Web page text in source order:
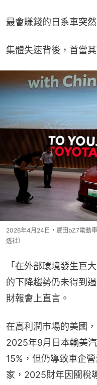
最會賺錢的日系車突
集體失速背後，首當
2026年4月24日，豐田bZ7電動
透社）
「在外部環境發生巨
的下降趨勢仍未得到
財報會上直言。
在高利潤市場的美國
2025年9月日本輸美
15%，但仍導致車企
家，2025財年因關稅